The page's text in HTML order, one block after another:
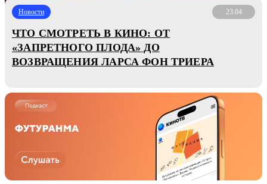
Новости 23.04
ЧТО СМОТРЕТЬ В КИНО: ОТ
«ЗАПРЕТНОГО ПЛОДА» ДО
ВОЗВРАЩЕНИЯ ЛАРСА ФОН ТРИЕРА